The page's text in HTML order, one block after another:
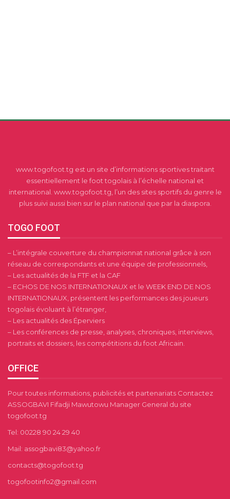
www.togofoot.tg est un site d’informations sportives traitant
essentiellement le foot togolais à l’échelle national et
international. www.togofoot.tg, l’un des sites sportifs du genre le
plus suivi aussi bien sur le plan national que par la diaspora.
TOGO FOOT
– L’intégrale couverture du championnat national grâce à son
réseau de correspondants et une équipe de professionnels,
– Les actualités de la FTF et la CAF
– ECHOS DE NOS INTERNATIONAUX et le WEEK END DE NOS
INTERNATIONAUX, présentent les performances des joueurs
togolais évoluant à l’étranger,
– Les actualités des Éperviers
– Les conférences de presse, analyses, chroniques, interviews,
portraits et dossiers, les compétitions du foot Africain.
OFFICE
Pour toutes informations, publicités et partenariats Contactez
ASSOGBAVI Fifadji Mawutowu Manager General du site
togofoot.tg
Tel: 00228 90 24 29 40
Mail: assogbavi83@yahoo.fr
contacts@togofoot.tg
togofootinfo2@gmail.com